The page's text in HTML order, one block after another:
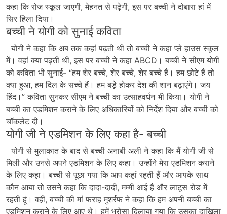
कहा कि रोज स्कूल जाएगी, मेहनत से पढ़ेगी, इस पर बच्ची ने दोबारा हां में
सिर हिला दिया।
बच्ची ने योगी को सुनाई कविता
योगी ने कहा कि अब तक कहां पढ़ती थी तो बच्ची ने कहा प्ले हाउस स्कूल
में। वहां क्या पढ़ती थी, इस पर बच्ची ने कहा ABCD। बच्ची ने सीएम योगी
को कविता भी सुनाई- “हम शेर बच्चे, शेर बच्चे, शेर बच्चे हैं। हम छोटे हैं तो
क्या हुआ, हम दिल के सच्चे हैं। हम बड़े होकर देश की शान बढ़ाएंगे। जय
हिंद।” कविता सुनकर सीएम ने बच्ची का उत्साहवर्धन भी किया। योगी ने
बच्ची का एडमिशन कराने के लिए अधिकारियों को निर्देश दिया और बच्ची को
चॉकलेट दी।
योगी जी ने एडमिशन के लिए कहा है- बच्ची
योगी से मुलाकात के बाद से बच्ची अनाबी अली ने कहा कि मैं योगी जी से
मिली और उनसे अपने एडमिशन के लिए कहा। उन्होंने मेरा एडमिशन कराने
के लिए कहा। बच्ची से पूछा गया कि आप कहां रहती हैं और आपके साथ
कौन आया तो उसने कहा कि दादा-दादी, मम्मी आई हैं और लाटूस रोड में
रहती हूं। वहीं, बच्ची की मां फराह मुशर्रफ ने कहा कि हम अपनी बच्ची का
एडमिशन कराने के लिए आए थे। हमें भरोसा दिलाया गया कि उसका दाखिला